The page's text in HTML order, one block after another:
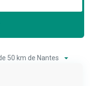
50 km de Nantes